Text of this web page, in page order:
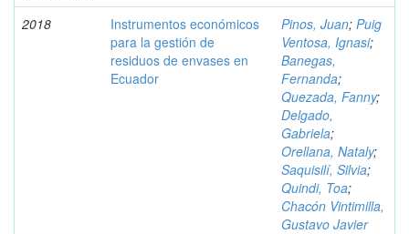
2018
Instrumentos económicos
para la gestión de
residuos de envases en
Ecuador
Pinos, Juan; Puig
Ventosa, Ignasi;
Banegas,
Fernanda;
Quezada, Fanny;
Delgado,
Gabriela;
Orellana, Nataly;
Saquisilí, Silvia;
Quindi, Toa;
Chacón Vintimilla,
Gustavo Javier